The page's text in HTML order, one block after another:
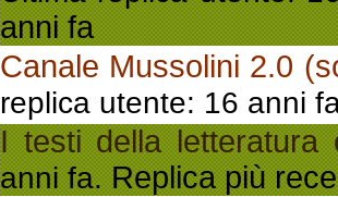
anni fa
Canale Mussolini 2.0
replica utente: 16 anni
I testi della letteratura
anni fa. Replica più